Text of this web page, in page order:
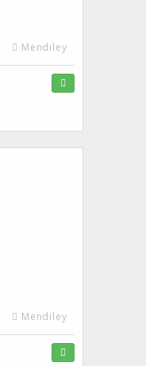
Mendiley
Mendiley